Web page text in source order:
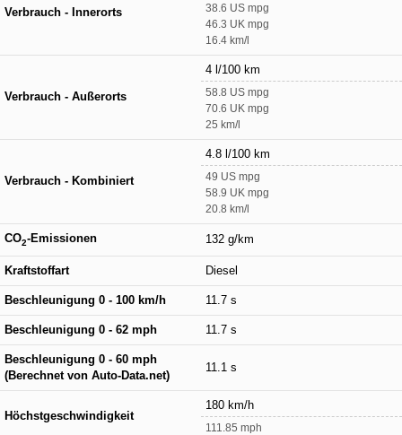
Verbrauch - Innerorts
38.6 US mpg
46.3 UK mpg
16.4 km/l
Verbrauch - Außerorts
4 l/100 km
58.8 US mpg
70.6 UK mpg
25 km/l
Verbrauch - Kombiniert
4.8 l/100 km
49 US mpg
58.9 UK mpg
20.8 km/l
CO2-Emissionen 132 g/km
Kraftstoffart Diesel
Beschleunigung 0 - 100 km/h 11.7 s
Beschleunigung 0 - 62 mph 11.7 s
Beschleunigung 0 - 60 mph
(Berechnet von Auto-Data.net)
11.1 s
Höchstgeschwindigkeit
180 km/h
111.85 mph